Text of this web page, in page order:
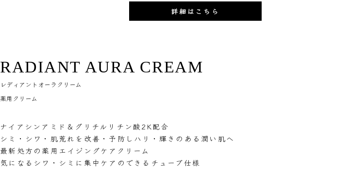
詳細はこちら
RADIANT AURA CREAM
レディアントオーラクリーム
薬用クリーム
ナイアシンアミド＆グリチルリチン酸2K配合
シミ・シワ・肌荒れを改善・予防しハリ・輝きのある潤い肌へ
最新処方の薬用エイジングケアクリーム
気になるシワ・シミに集中ケアのできるチューブ仕様